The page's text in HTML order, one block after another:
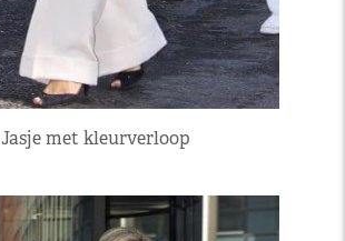
Jasje met kleurverloop